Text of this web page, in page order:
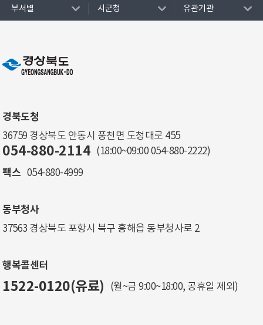
부서별 시군청 유관기관
경북도청
36759 경상북도 안동시 풍천면 도청대로 455
054-880-2114 (18:00~09:00 054-880-2222)
팩스 054-880-4999
동부청사
37563 경상북도 포항시 북구 흥해읍 동부청사로 2
행복콜센터
1522-0120(유료) (월~금 9:00~18:00, 공휴일 제외)